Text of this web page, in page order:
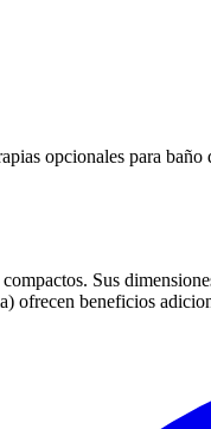
opcionales para baño
compactos. Sus
ofrecen beneficios